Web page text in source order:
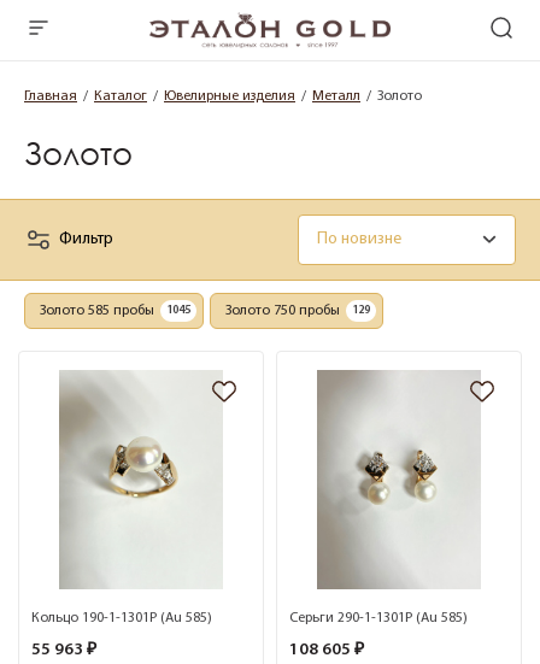
Главная Каталог Ювелирные изделия Металл Золото
Золото
Фильтр
Золото 585 пробы Золото 750 пробы
Кольцо 190-1-1301Р (Au 585)
55 963 ₽
Серьги 290-1-1301Р (Au 585)
108 605 ₽